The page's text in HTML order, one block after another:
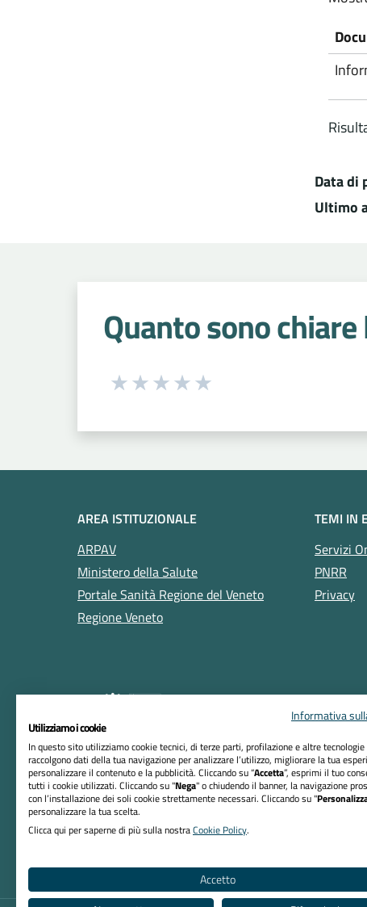
Data di
Ultimo
Quanto sono
Seleziona una valutazione da 1 a 5
AREA ISTITUZIONALE
ARPAV
Ministero della Salute
Portale Sanità Regione del Veneto
Regione Veneto
TEMI IN
Servizi
PNRR
Privacy
RIFERIMENTI
Azienda ULSS n. 5 Polesana
Sede Legale:
Viale Tre Martiri, 89 - 45100 Rovigo
Codice Fiscale/Partita Iva: 01013470297
Informativa
Utilizziamo i cookie
In questo sito utilizziamo cookie tecnici, di terze parti, profilazione e altre tecnologie
raccolgono dati della tua navigazione per analizzare l’utilizzo, migliorare la tua
personalizzare il contenuto e la pubblicità. Cliccando su “Accetta”, esprimi il tuo
tutti i cookie utilizzati. Cliccando su "Nega" o chiudendo il banner, la navigazione
con l’installazione dei soli cookie strettamente necessari. Cliccando su "
personalizzare la tua scelta.
Clicca qui per saperne di più sulla nostraCookie Policy.
Accetto